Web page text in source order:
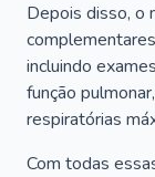
Depois disso, o
incluindo
função
respiratórias
Com todas